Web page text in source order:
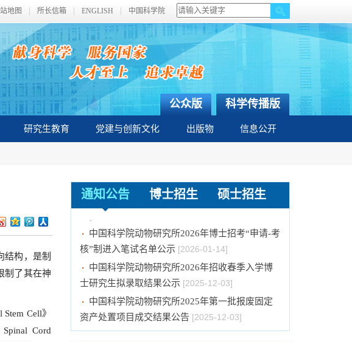
地图 所长信箱 ENGLISH 中国科学院
科学传播版
公众版
研究生教育 党建与创新文化 出版物 信息公开
结构，是制
制了其在神
Cell》
Cord
通知公告 博士招生 硕士招生
核”制业务课笔试、面试总体要求及规程[2026-01-
中国科学院动物研究所2026年博士招考“申请-考
核”制进入笔试名单公示[2026-01-14]
中国科学院动物研究所2026年招收春季入学博
士研究生拟录取结果公示[2025-12-03]
中国科学院动物研究所2025年第一批报废固定
资产处置项目成交结果公告[2025-12-03]
中国科学院动物研究所固定资产处置公告